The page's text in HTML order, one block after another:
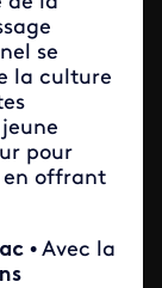
se
la culture
pour
en offrant
• Avec la